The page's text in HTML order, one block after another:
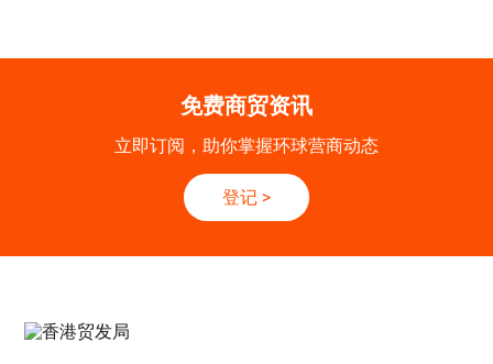
SEP
运输物流学会国际会议 2026
「香港好物节 (东盟)」2026
13.10.2026 - 16.10.2026
免费商贸资讯
立即订阅，助你掌握环球营商动态
登记 >